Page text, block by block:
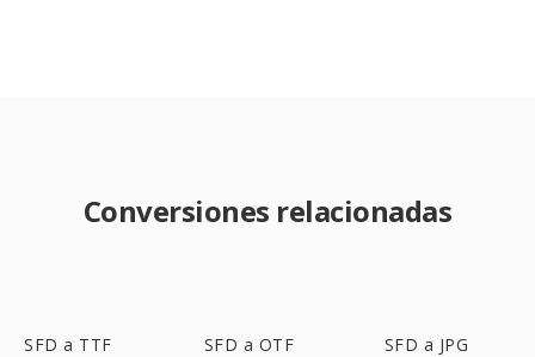
Conversiones relacionadas
SFD a TTF SFD a OTF SFD a JPG